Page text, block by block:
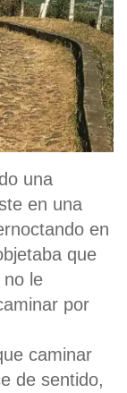
una
en una
en
que
no le
por
caminar
de sentido,